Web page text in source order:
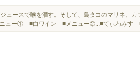
ュースで喉を潤す。そして、島タコのマリネ
ュー① ■白ワイン ■メニュー②...■てぃわみす